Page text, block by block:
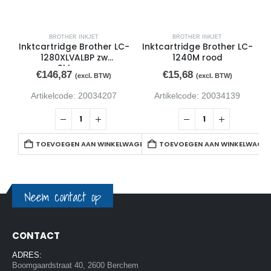
BROTHER INKJET
Inktcartridge Brother LC-
1280XLVALBP zw
+3kleuren
€146,87 (excl. BTW)
Artikelcode: 20034207
TOEVOEGEN AAN WINKELWAGEN
BROTHER INKJET
Inktcartridge Brother LC-
1240M rood
€15,68 (excl. BTW)
Artikelcode: 20034139
TOEVOEGEN AAN
Neem contact op
CONTACT
ADRES:
Boomgaardstraat 40, 2600 Berchem